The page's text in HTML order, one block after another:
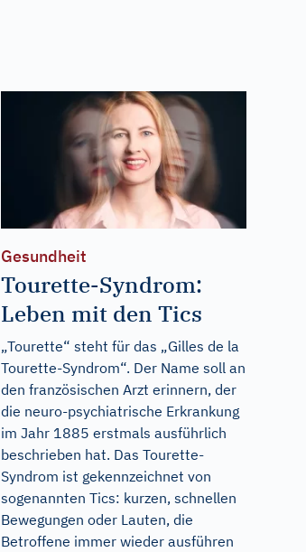
Gesundheit
Tourette-Syndrom:
Leben mit den Tics
„Tourette“ steht für das „Gilles de la
Tourette-Syndrom“. Der Name soll an
den französischen Arzt erinnern, der
die neuro-psychiatrische Erkrankung
im Jahr 1885 erstmals ausführlich
beschrieben hat. Das Tourette-
Syndrom ist gekennzeichnet von
sogenannten Tics: kurzen, schnellen
Bewegungen oder Lauten, die
Betroffene immer wieder ausführen